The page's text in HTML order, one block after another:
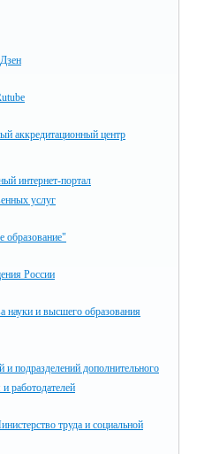
аккредитационный центр
интернет-портал
услуг
образование"
России
науки и высшего образования
подразделений дополнительного
работодателей
труда и социальной